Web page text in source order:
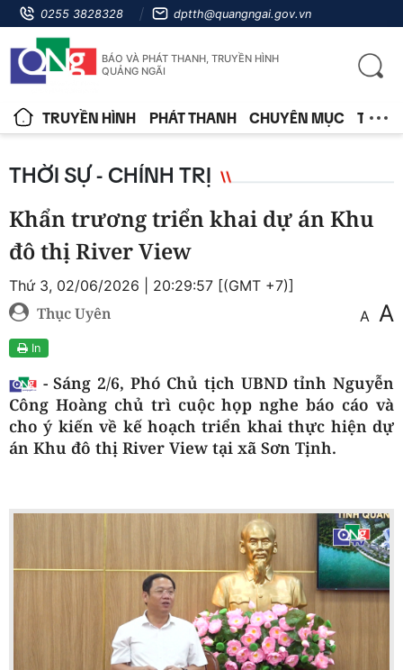
0255 3828328 dptth@quangngai.gov.vn
BÁO VÀ PHÁT THANH, TRUYỀN HÌNH
QUẢNG NGÃI
TRUYỀN HÌNH PHÁT THANH CHUYÊN MỤC TIN
THỜI SỰ - CHÍNH TRỊ
Khẩn trương triển khai dự án Khu
đô thị River View
Thứ 3, 02/06/2026 | 20:29:57 [(GMT +7)]
Thục Uyên A A
In
- Sáng 2/6, Phó Chủ tịch UBND tỉnh Nguyễn
Công Hoàng chủ trì cuộc họp nghe báo cáo và
cho ý kiến về kế hoạch triển khai thực hiện dự
án Khu đô thị River View tại xã Sơn Tịnh.